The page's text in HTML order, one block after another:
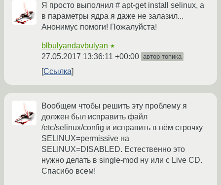
Я просто выполнил # apt-get install selinux, а
в параметры ядра я даже не залазил...
Анонимус помоги! Пожалуйста!
blbulyandavbulyan ★
27.05.2017 13:36:11 +00:00 автор топика
Ссылка
Вообщем чтобы решить эту проблему я
должен был исправить файл
/etc/selinux/config и исправить в нём строчку
SELINUX=permissive на
SELINUX=DISABLED. Естественно это
нужно делать в single-mod ну или с Live CD.
Спасибо всем!